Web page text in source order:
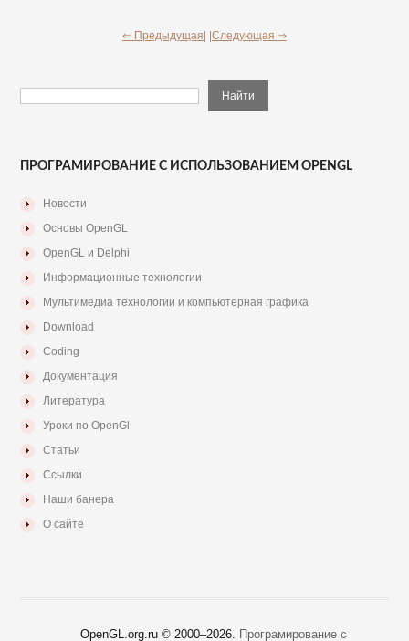
⇐ Предыдущая| |Следующая ⇒
ПРОГРАМИРОВАНИЕ С ИСПОЛЬЗОВАНИЕМ OPENGL
Новости
Основы OpenGL
OpenGL и Delphi
Информационные технологии
Мультимедиа технологии и компьютерная графика
Download
Coding
Документация
Литература
Уроки по OpenGl
Статьи
Ссылки
Наши банера
О сайте
OpenGL.org.ru © 2000–2026. Програмирование с